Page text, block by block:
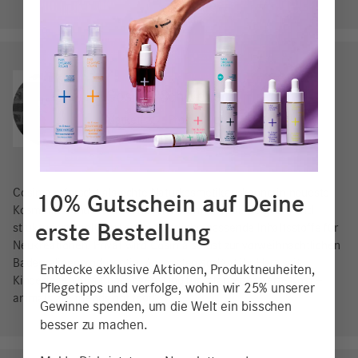
Cosima Scheibner
Marketing | Produkt- und
Sortimentsmanagement
Cosima erforscht als echte Naturkosmetikauskennerin neueste
Kosmetik-Trends für i+m mit sicherem Gespür. Sorgsam und
strukturiert analysiert sie mit Vorliebe passende Inhaltsstoffe für
Neukreationen. Privat wird Cosima selbst zur vorweihnachtlichen
Badepralinenproduzentin. Ansonsten schlägt ihr Herz seit
Kindertagen fürs Chorsingen. Und für pflanzenbasierte Kost –
animals are friends not food!
10% Gutschein auf Deine
erste Bestellung
Entdecke exklusive Aktionen, Produktneuheiten,
Pflegetipps und verfolge, wohin wir 25% unserer
Gewinne spenden, um die Welt ein bisschen
besser zu machen.